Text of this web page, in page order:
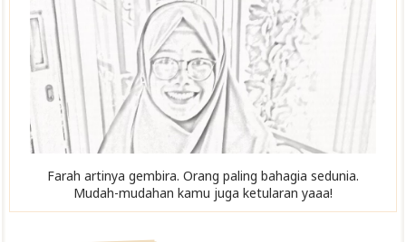
Farah artinya gembira. Orang paling bahagia sedunia.
Mudah-mudahan kamu juga ketularan yaaa!